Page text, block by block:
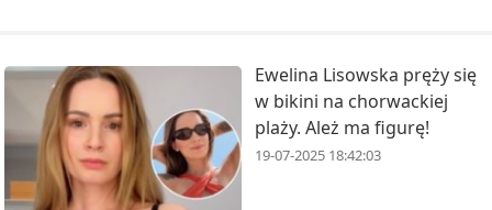
Ewelina Lisowska pręży się
w bikini na chorwackiej
plaży. Ależ ma figurę!
19-07-2025 18:42:03